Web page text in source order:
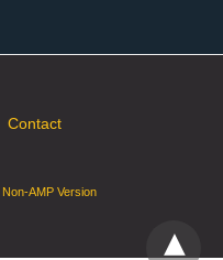
Contact
Non-AMP Version